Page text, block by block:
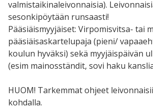
valmistaikinaleivonnaisia).
sesonkipöytään runsaasti!
Pääsiäismyyjäiset: Virpomisvitsa- tai
pääsiäisaskartelupaja (pieni/
koulun hyväksi) sekä myyjäispäivän
(esim mainosständit, sovi haku
HUOM! Tarkemmat ohjeet
kohdalla.